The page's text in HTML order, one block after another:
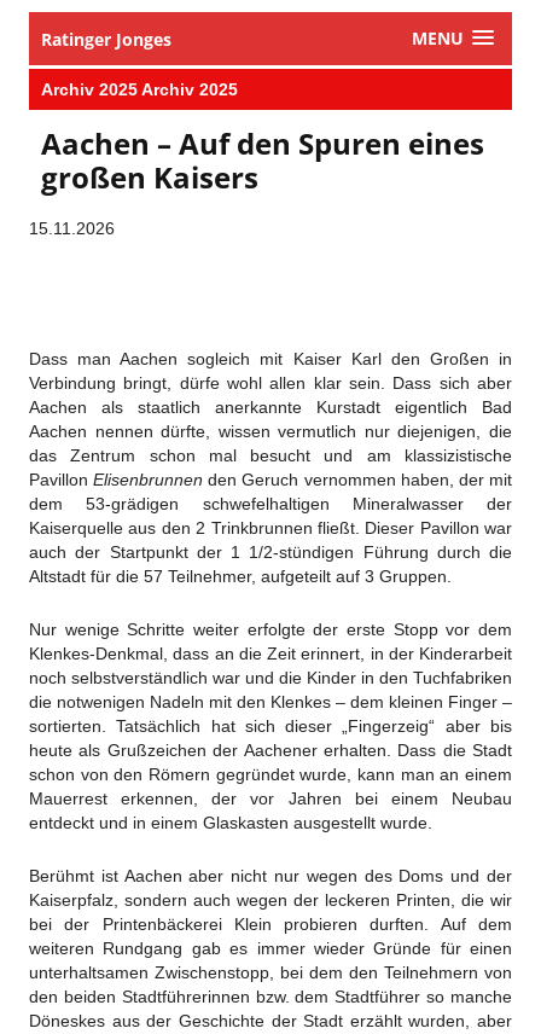
Ratinger Jonges MENU
Archiv 2025 Archiv 2025
Aachen – Auf den Spuren eines
großen Kaisers
15.11.2026
Dass man Aachen sogleich mit Kaiser Karl den Großen in
Verbindung bringt, dürfe wohl allen klar sein. Dass sich aber
Aachen als staatlich anerkannte Kurstadt eigentlich Bad
Aachen nennen dürfte, wissen vermutlich nur diejenigen, die
das Zentrum schon mal besucht und am klassizistische
PavillonElisenbrunnen den Geruch vernommen haben, der mit
dem 53-grädigen schwefelhaltigen Mineralwasser der
Kaiserquelle aus den 2 Trinkbrunnen fließt. Dieser Pavillon war
auch der Startpunkt der 1 1/2-stündigen Führung durch die
Altstadt für die 57 Teilnehmer, aufgeteilt auf 3 Gruppen.
Nur wenige Schritte weiter erfolgte der erste Stopp vor dem
Klenkes-Denkmal, dass an die Zeit erinnert, in der Kinderarbeit
noch selbstverständlich war und die Kinder in den Tuchfabriken
die notwenigen Nadeln mit den Klenkes – dem kleinen Finger –
sortierten. Tatsächlich hat sich dieser „Fingerzeig“ aber bis
heute als Grußzeichen der Aachener erhalten. Dass die Stadt
schon von den Römern gegründet wurde, kann man an einem
Mauerrest erkennen, der vor Jahren bei einem Neubau
entdeckt und in einem Glaskasten ausgestellt wurde.
Berühmt ist Aachen aber nicht nur wegen des Doms und der
Kaiserpfalz, sondern auch wegen der leckeren Printen, die wir
bei der Printenbäckerei Klein probieren durften. Auf dem
weiteren Rundgang gab es immer wieder Gründe für einen
unterhaltsamen Zwischenstopp, bei dem den Teilnehmern von
den beiden Stadtführerinnen bzw. dem Stadtführer so manche
Döneskes aus der Geschichte der Stadt erzählt wurden, aber